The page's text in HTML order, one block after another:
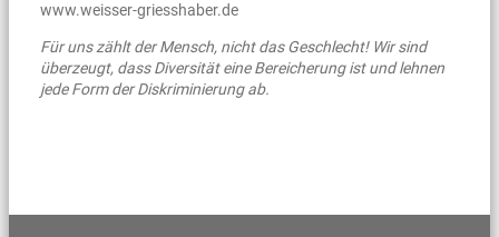
www.weisser-griesshaber.de
Für uns zählt der Mensch, nicht das Geschlecht! Wir sind
überzeugt, dass Diversität eine Bereicherung ist und lehnen
jede Form der Diskriminierung ab.